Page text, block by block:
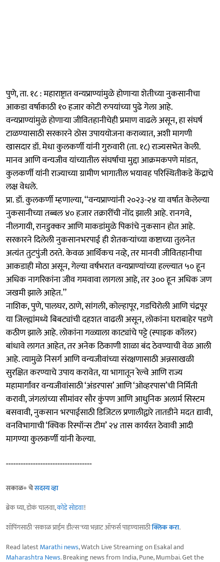
पुणे, ता. १८ : महाराष्ट्रात वन्यप्राण्यांमुळे होणाऱ्या शेतीच्या नुकसानीचा
आकडा वर्षाकाठी १० हजार कोटी रुपयांच्या पुढे गेला आहे.
वन्यप्राण्यांमुळे होणाऱ्या जीवितहानीचेही प्रमाण वाढले असून, हा संघर्ष
टाळण्यासाठी सरकारने ठोस उपाययोजना कराव्यात, अशी मागणी
खासदार डॉ. मेधा कुलकर्णी यांनी गुरुवारी (ता. १८) राज्यसभेत केली.
मानव आणि वन्यजीव यांच्यातील संघर्षाचा मुद्दा आक्रमकपणे मांडत,
कुलकर्णी यांनी राज्याच्या ग्रामीण भागातील भयावह परिस्थितीकडे केंद्राचे
लक्ष वेधले.
प्रा. डॉ. कुलकर्णी म्हणाल्या, ‘‘वन्यप्राण्यांनी २०२३-२४ या वर्षात केलेल्या
नुकसानीच्या तब्बल ४० हजार तक्रारींची नोंद झाली आहे. रानगवे,
नीलगायी, रानडुक्कर आणि माकडांमुळे पिकांचे नुकसान होत आहे.
सरकारने दिलेली नुकसानभरपाई ही शेतकऱ्यांच्या कष्टाच्या तुलनेत
अत्यंत तुटपुंजी ठरते. केवळ आर्थिकच नव्हे, तर मानवी जीवितहानीचा
आकडाही मोठा असून, गेल्या वर्षभरात वन्यप्राण्यांच्या हल्ल्यात ५० हून
अधिक नागरिकांना जीव गमवावा लागला आहे, तर ३०० हून अधिक जण
जखमी झाले आहेत.’’
नाशिक, पुणे, पालघर, ठाणे, सांगली, कोल्हापूर, गडचिरोली आणि चंद्रपूर
या जिल्ह्यांमध्ये बिबट्यांची दहशत वाढली असून, लोकांना घराबाहेर पडणे
कठीण झाले आहे. लोकांना गळ्याला काट्यांचे पट्टे (स्पाइक कॉलर)
बांधावे लागत आहेत, तर अनेक ठिकाणी शाळा बंद ठेवण्याची वेळ आली
आहे. त्यामुळे निसर्ग आणि वन्यजीवांच्या संरक्षणासाठी अन्नसाखळी
सुरक्षित करण्याचे उपाय करावेत, या भागातून रेल्वे आणि राज्य
महामार्गांवर वन्यजीवांसाठी ‘अंडरपास’ आणि ‘ओव्हरपास’ची निर्मिती
करावी, जंगलांच्या सीमांवर सौर कुंपण आणि आधुनिक अलार्म सिस्टम
बसवावी, नुकसान भरपाईसाठी डिजिटल प्रणालीद्वारे तातडीने मदत द्यावी,
वनविभागाची ‘क्विक रिस्पॉन्स टीम’ २४ तास कार्यरत ठेवावी आदी
मागण्या कुलकर्णी यांनी केल्या.
-----------------------------------
सकाळ+ चेसदस्य व्हा
ब्रेक घ्या, डोकं चालवा,कोडे सोडवा!
शॉपिंगसाठी 'सकाळ प्राईम डील्स'च्या भन्नाट ऑफर्स पाहण्यासाठीक्लिक करा.
Read latestMarathi news, Watch Live Streaming on Esakal and
Maharashtra News. Breaking news from India, Pune, Mumbai. Get the